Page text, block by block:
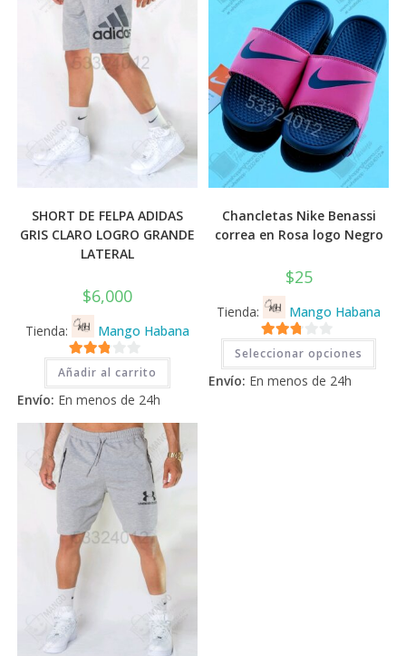
SHORT DE FELPA ADIDAS
GRIS CLARO LOGRO GRANDE
LATERAL
$6,000
Tienda: Mango Habana
2.71
de 5
Añadir al carrito
Envío: En menos de 24h
Chancletas Nike Benassi
correa en Rosa logo Negro
$25
Tienda: Mango Habana
2.71
de 5
Seleccionar opciones
Este
tiene
Envío: En menos de 24h